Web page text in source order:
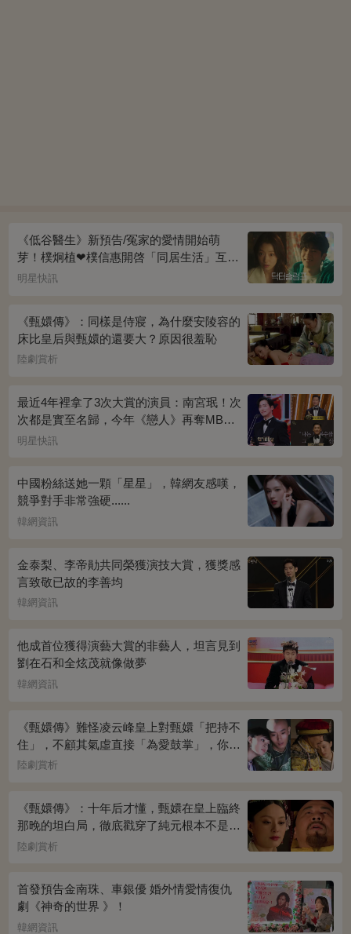
《低谷醫生》新預告/冤家的愛情開始萌
芽！樸炯植❤樸信惠開啓「同居生活」互相
共鳴、安慰~
明星快訊
《甄嬛傳》：同樣是侍寢，為什麼安陵容的
床比皇后與甄嬛的還要大？原因很羞恥
陸劇賞析
最近4年裡拿了3次大賞的演員：南宮珉！次
次都是實至名歸，今年《戀人》再奪MBC
演技大賞
明星快訊
中國粉絲送她一顆「星星」，韓網友感嘆，
競爭對手非常強硬......
韓網資訊
金泰梨、李帝勛共同榮獲演技大賞，獲獎感
言致敬已故的李善均
韓網資訊
他成首位獲得演藝大賞的非藝人，坦言見到
劉在石和全炫茂就像做夢
韓網資訊
《甄嬛傳》難怪凌云峰皇上對甄嬛「把持不
住」，不顧其氣虛直接「為愛鼓掌」，你看
桌上放的啥？簡直一目了然
陸劇賞析
《甄嬛傳》：十年后才懂，甄嬛在皇上臨終
那晚的坦白局，徹底戳穿了純元根本不是被
宜修害死的真相！
陸劇賞析
首發預告金南珠、車銀優 婚外情愛情復仇
劇《神奇的世界 》！
韓網資訊